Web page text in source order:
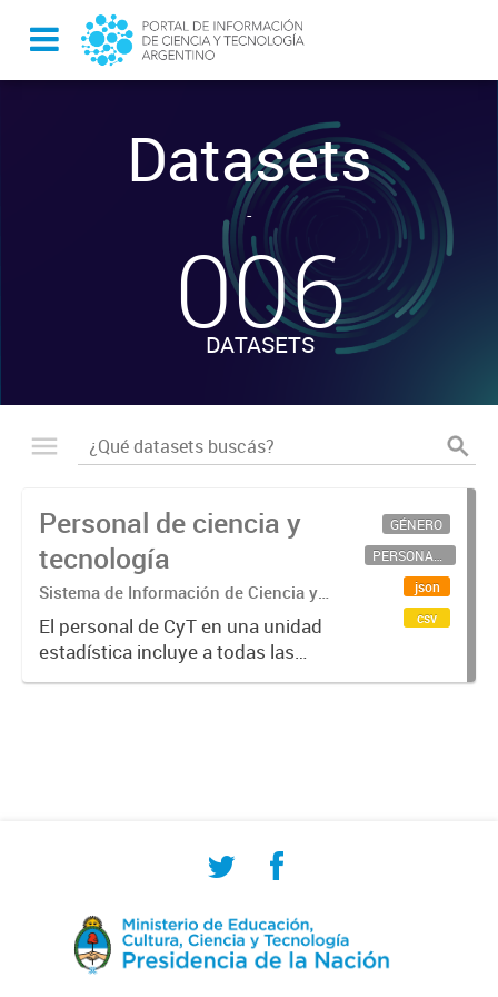
Datasets
-
006
DATASETS
Personal de ciencia y
tecnología
Sistema de Información de Ciencia y
Tecnología Argentino (SICYTAR)
El personal de CyT en una unidad
estadística incluye a todas las
personas involucradas
GÉNERO
PERSONAL CIENTÍFICO-TECNOLÓGICO
json
csv